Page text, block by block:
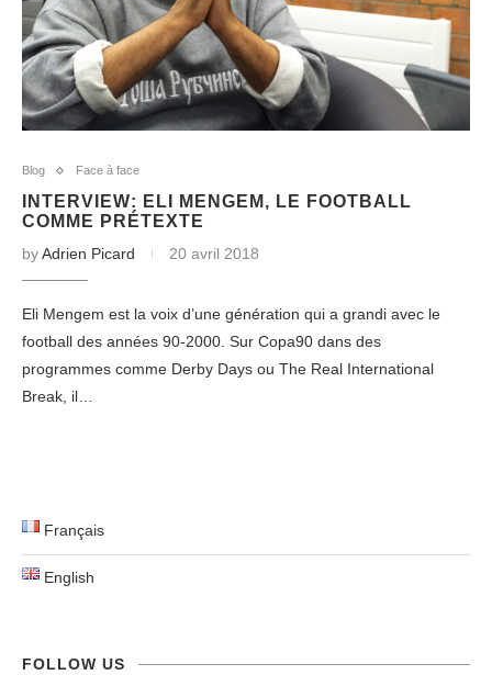
Blog Face à face
INTERVIEW: ELI MENGEM, LE FOOTBALL
COMME PRÉTEXTE
byAdrien Picard 20 avril 2018
Eli Mengem est la voix d’une génération qui a grandi avec le
football des années 90-2000. Sur Copa90 dans des
programmes comme Derby Days ou The Real International
Break, il…
Français
English
FOLLOW US